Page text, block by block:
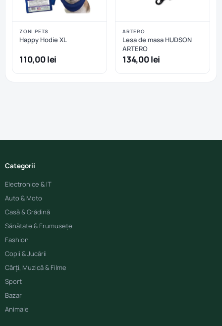
ZONI PETS
Happy Hodie XL
110,00 lei
ARTERO
Lesa de masa HUDSON
ARTERO
134,00 lei
Categorii
Electronice & IT
Auto & Moto
Casă & Grădină
Sănătate & Frumusețe
Fashion
Copii & Jucării
Cărți, Muzică & Filme
Sport
Bazar
Animale